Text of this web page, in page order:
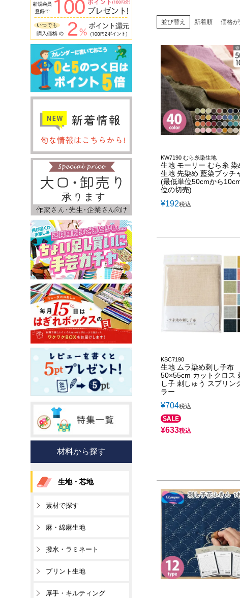
並び替え 新着順 価格
KW7190 むら糸染生地
生地 モーリー むら糸 染
生地 先染め 藍染ブッチ
(最低単位50cmから
位の切売)
¥192税込
KSC7190
生地 ムラ染め刺し子布
50×55cm カットクロス
し子 刺しゅう スプリン
ラー
¥704税込
¥633税込
材料から探す
生地・芯地
素材で探す
麻・綿麻生地
撥水・ラミネート
プリント生地
厚手・キルティング